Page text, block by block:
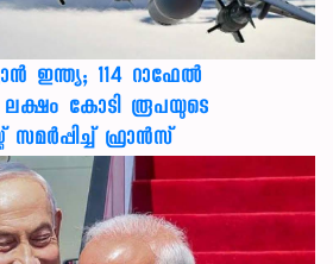
ഇന്ത്യ; 114 റാഫേൽ
ലക്ഷം കോടി രൂപയുടെ
സമർപ്പിച്ച് ഫ്രാൻസ്